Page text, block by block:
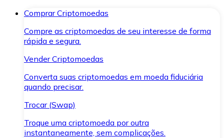
Comprar Criptomoedas
Compre as criptomoedas de seu interesse de forma
rápida e segura.
Vender Criptomoedas
Converta suas criptomoedas em moeda fiduciária
quando precisar.
Trocar (Swap)
Troque uma criptomoeda por outra
instantaneamente, sem complicações.